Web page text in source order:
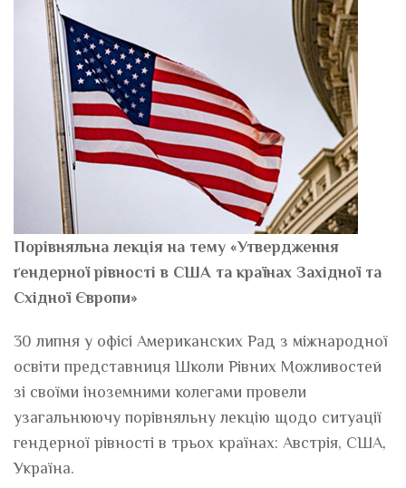
Порівняльна лекція на тему «Утвердження
ґендерної рівності в США та країнах Західної та
Східної Європи»
30 липня у офісі Американских Рад з міжнародної
освіти представниця Школи Рівних Можливостей
зі своїми іноземними колегами провели
узагальнюючу порівняльну лекцію щодо ситуації
гендерної рівності в трьох країнах: Австрія, США,
Україна.